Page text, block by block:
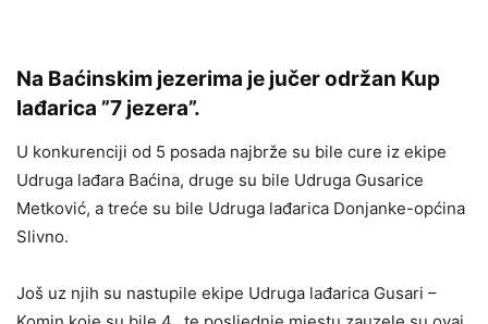
Na Baćinskim jezerima je jučer održan Kup
lađarica ”7 jezera”.
U konkurenciji od 5 posada najbrže su bile cure iz ekipe
Udruga lađara Baćina, druge su bile Udruga Gusarice
Metković, a treće su bile Udruga lađarica Donjanke-općina
Slivno.
Još uz njih su nastupile ekipe Udruga lađarica Gusari –